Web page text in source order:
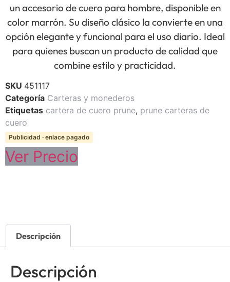
un accesorio de cuero para hombre, disponible en
color marrón. Su diseño clásico la convierte en una
opción elegante y funcional para el uso diario. Ideal
para quienes buscan un producto de calidad que
combine estilo y practicidad.
SKU 451117
Categoría Carteras y monederos
Etiquetas cartera de cuero prune, prune carteras de
cuero
Publicidad · enlace pagado
Ver Precio
Descripción
Descripción